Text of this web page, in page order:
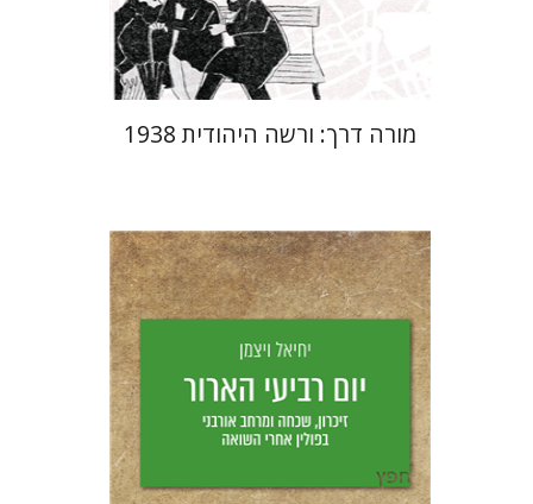
$42
$29
מורה דרך: ורשה היהודית 1938
יחיאל ויצמן
יפעת וייס